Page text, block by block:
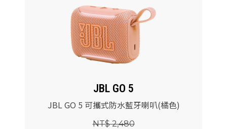
JBL GO 5
JBL GO 5 可攜式防水藍牙喇叭(橘色)
NT$ 2,480